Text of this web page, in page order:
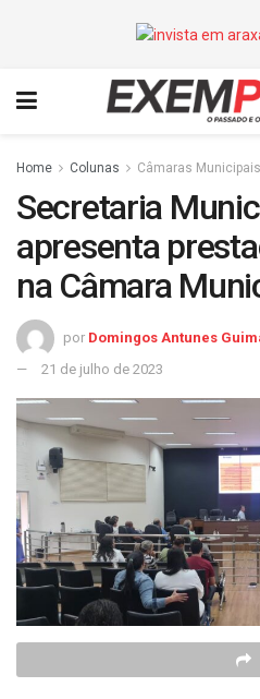
Home Colunas Câmaras Municipais
Secretaria
apresenta
na Câmara
por Domingos Antunes
21 de julho de 2023